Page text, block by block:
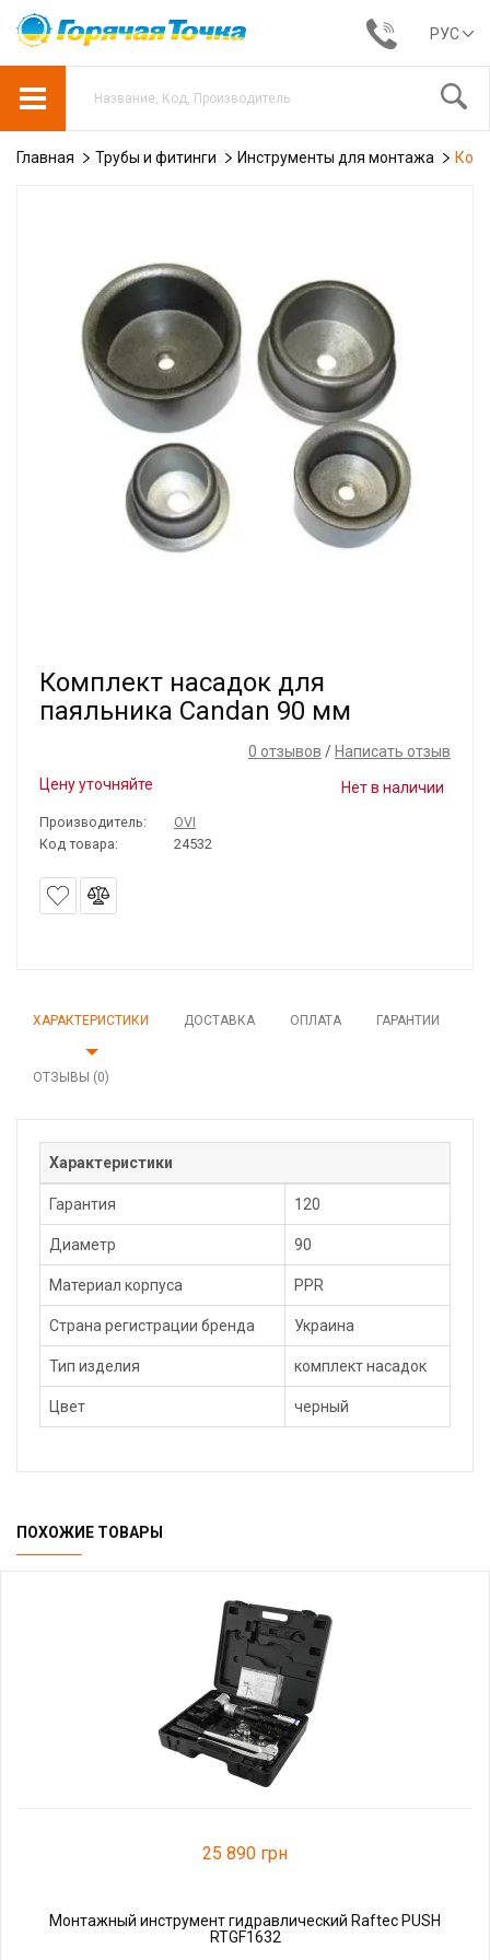
РУС
Главная Трубы и фитинги Инструменты для монтажа
Комплект насадок для
паяльника Candan 90 мм
0 отзывов / Написать отзыв
Цену уточняйте
Нет в наличии
Производитель:
OVI
Код товара:
24532
ХАРАКТЕРИСТИКИ ДОСТАВКА ОПЛАТА ГАРАНТИИ
ОТЗЫВЫ (0)
Характеристики
Гарантия 120
Диаметр 90
Материал корпуса PPR
Страна регистрации бренда Украина
Тип изделия комплект насадок
Цвет черный
ПОХОЖИЕ ТОВАРЫ
25 890 грн
Монтажный инструмент гидравлический Raftec PUSH
RTGF1632